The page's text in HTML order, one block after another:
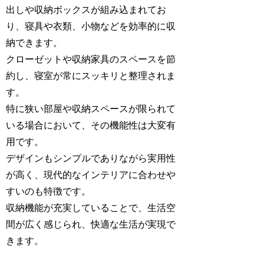
出しや収納ボックスが組み込まれてお
り、寝具や衣類、小物などを効率的に収
納できます。
クローゼットや収納家具のスペースを節
約し、寝室が常にスッキリと整理されま
す。
特に狭い部屋や収納スペースが限られて
いる場合において、その機能性は大変有
用です。
デザインもシンプルでありながら実用性
が高く、現代的なインテリアに合わせや
すいのも特徴です。
収納機能が充実していることで、生活空
間が広く感じられ、快適な生活が実現で
きます。